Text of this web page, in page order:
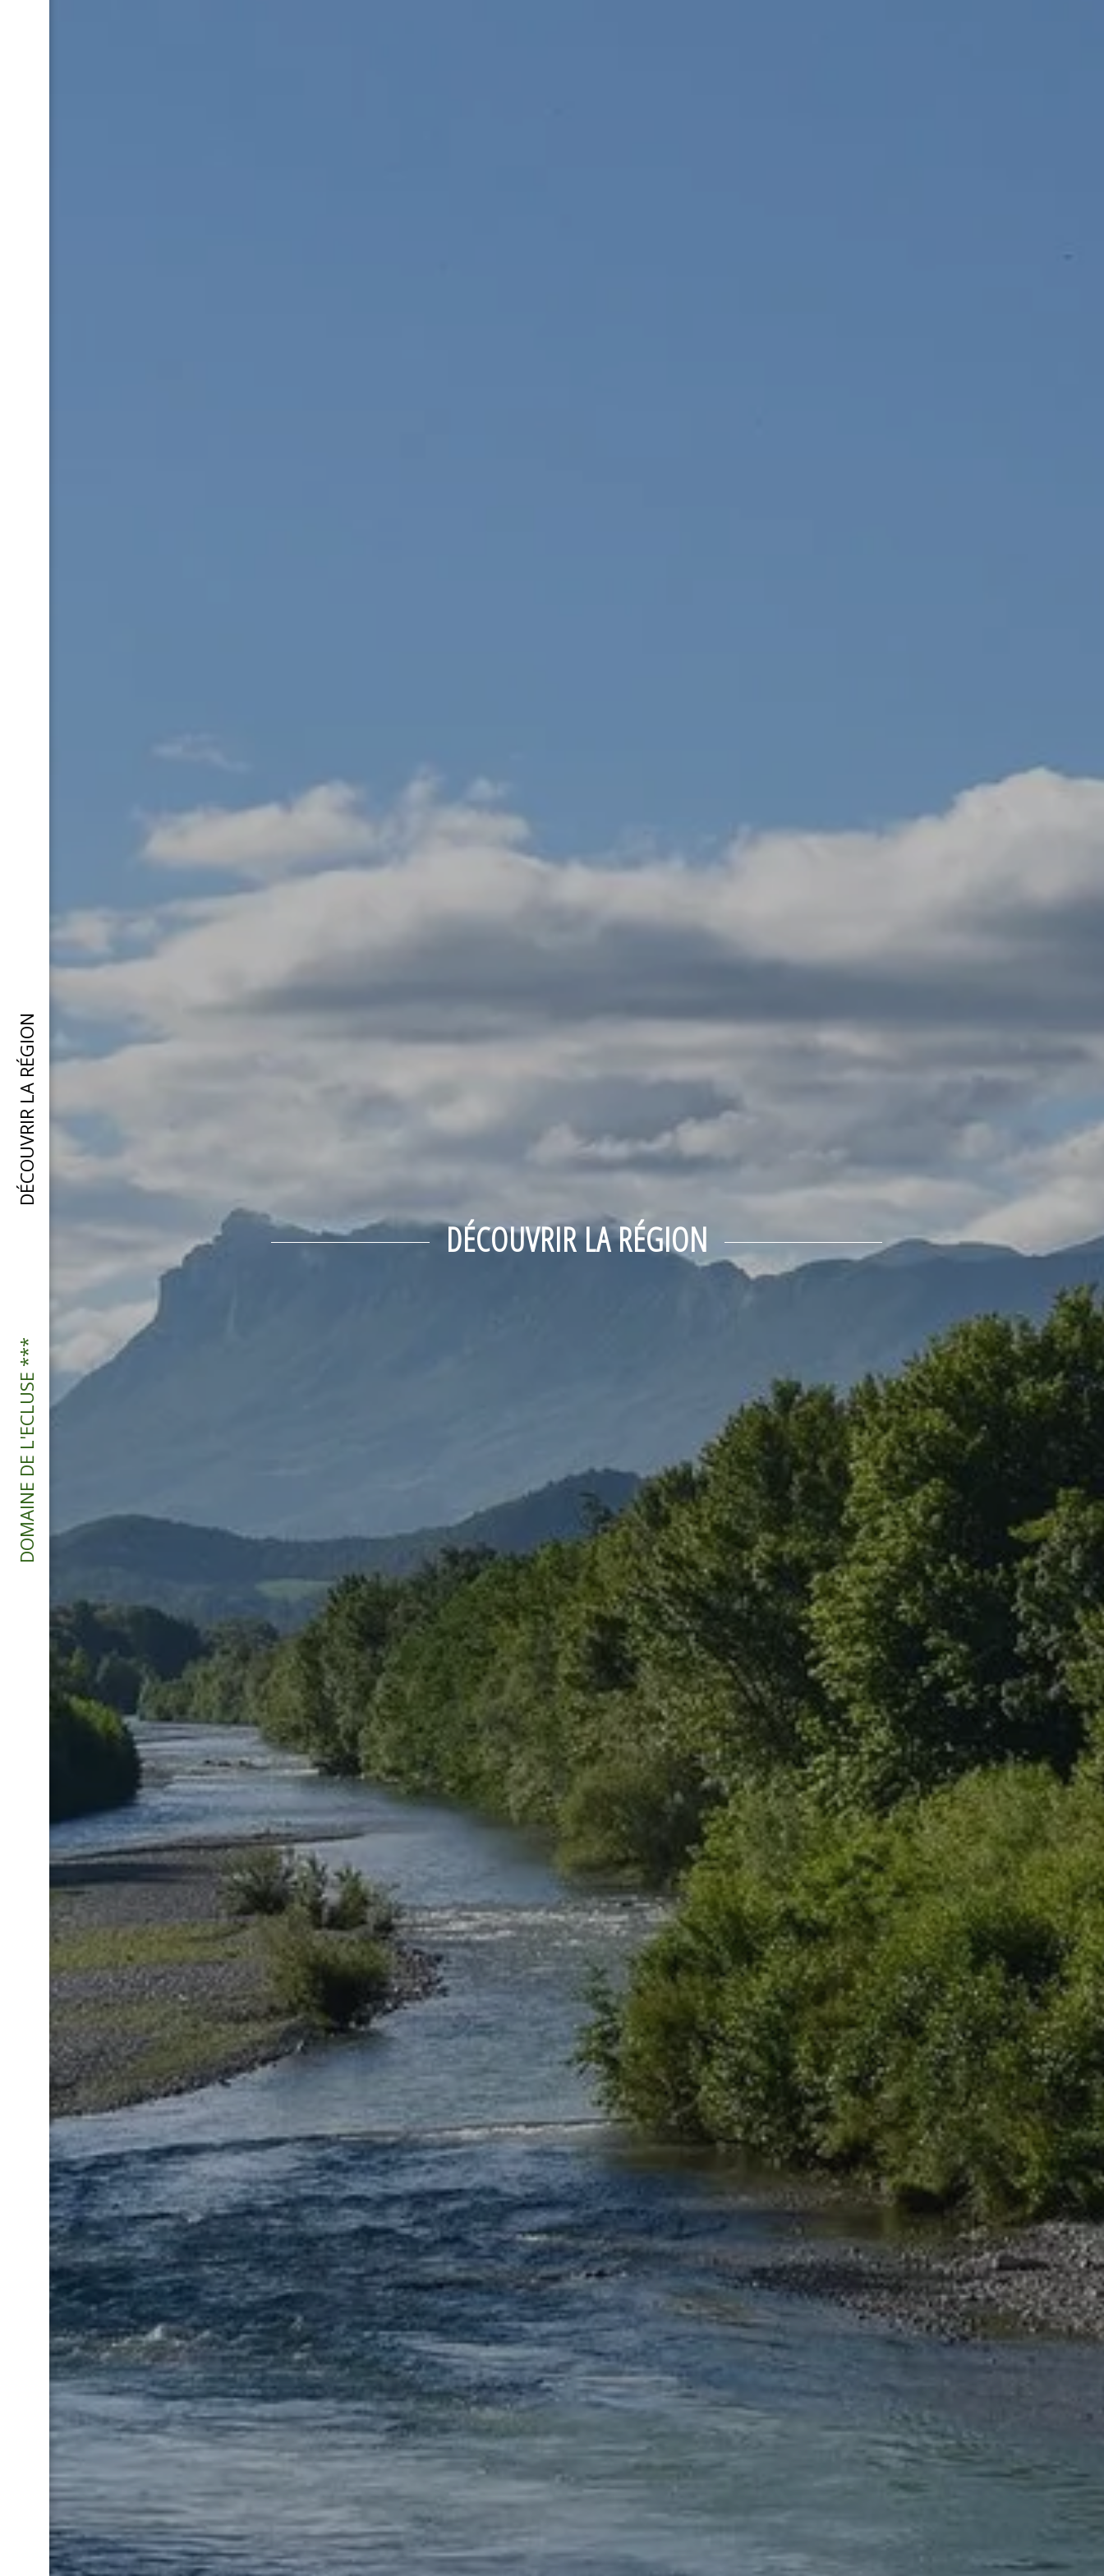
DÉCOUVRIR LA RÉGION
DOMAINE DE L'ECLUSE ***
DÉCOUVRIR LA RÉGION